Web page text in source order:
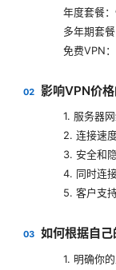
年度套餐
多年期套
免费VPN
影响VPN价
1. 服务器
2. 连接速
3. 安全和
4. 同时连
5. 客户支
如何根据自
1. 明确你